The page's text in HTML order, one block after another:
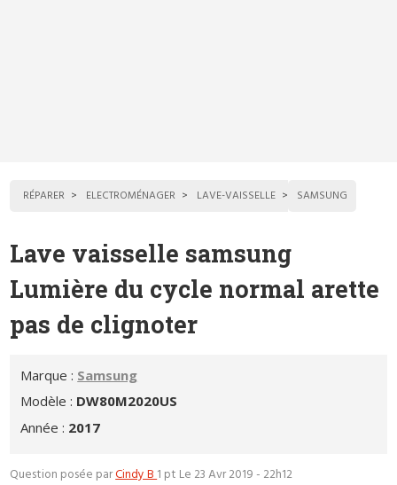
RÉPARER ELECTROMÉNAGER LAVE-VAISSELLE SAMSUNG
Lave vaisselle samsung
Lumière du cycle normal arette
pas de clignoter
Marque : Samsung
Modèle : DW80M2020US
Année : 2017
Question posée parCindy B1 pt Le 23 Avr 2019 - 22h12